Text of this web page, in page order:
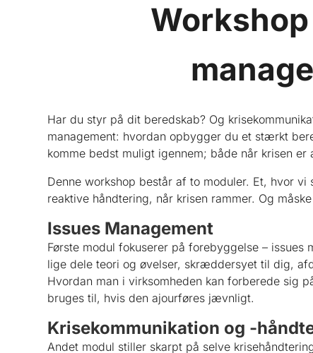
Har du styr på dit beredskab? Og
management: hvordan opbygger du et stærkt
komme bedst muligt igennem; både når krisen
Denne workshop består af to moduler. Et, hvor
reaktive håndtering, når krisen rammer. Og
Issues Management
Første modul fokuserer på forebyggelse – issues
lige dele teori og øvelser, skræddersyet til dig,
Hvordan man i virksomheden kan forberede sig
bruges til, hvis den ajourføres jævnligt.
Krisekommunikation og -
Andet modul stiller skarpt på selve